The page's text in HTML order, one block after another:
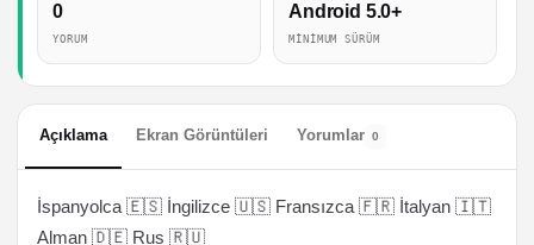
0
YORUM
Android 5.0+
MINIMUM SÜRÜM
Açıklama Ekran Görüntüleri Yorumlar 0
İspanyolca 🇪🇸 İngilizce 🇺🇸 Fransızca 🇫🇷 İtalyan 🇮🇹
Alman 🇩🇪 Rus 🇷🇺